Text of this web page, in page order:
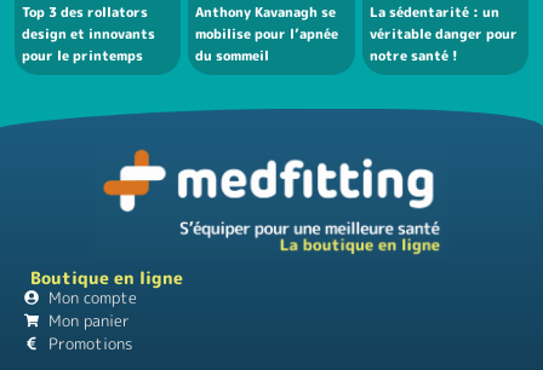
Top 3 des rollators
design et innovants
pour le printemps
Anthony Kavanagh se
mobilise pour l’apnée
du sommeil
La sédentarité : un
véritable danger pour
notre santé !
Boutique en ligne
Mon compte
Mon panier
Promotions